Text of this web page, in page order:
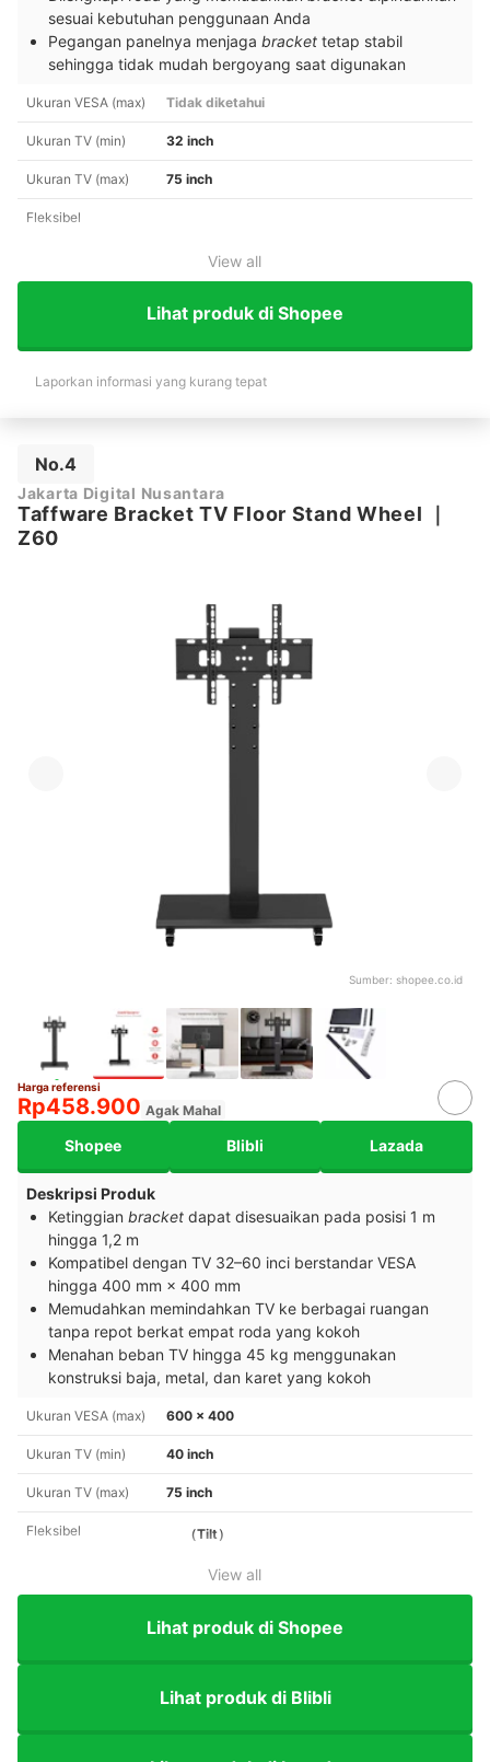
sesuai kebutuhan penggunaan Anda
Pegangan panelnya menjaga bracket tetap stabil
sehingga tidak mudah bergoyang saat digunakan
Ukuran VESA (max) Tidak diketahui
Ukuran TV (min) 32 inch
Ukuran TV (max) 75 inch
Fleksibel
View all
Lihat produk di Shopee
Laporkan informasi yang kurang tepat
No.4
Jakarta Digital Nusantara
Taffware Bracket TV Floor Stand Wheel ｜
Z60
Sumber: shopee.co.id
Harga referensi
Rp458.900 Agak Mahal
Shopee Blibli Lazada
Deskripsi Produk
Ketinggian bracket dapat disesuaikan pada posisi 1 m
hingga 1,2 m
Kompatibel dengan TV 32–60 inci berstandar VESA
hingga 400 mm × 400 mm
Memudahkan memindahkan TV ke berbagai ruangan
tanpa repot berkat empat roda yang kokoh
Menahan beban TV hingga 45 kg menggunakan
konstruksi baja, metal, dan karet yang kokoh
Ukuran VESA (max) 600 x 400
Ukuran TV (min) 40 inch
Ukuran TV (max) 75 inch
Fleksibel （Tilt）
View all
Lihat produk di Shopee
Lihat produk di Blibli